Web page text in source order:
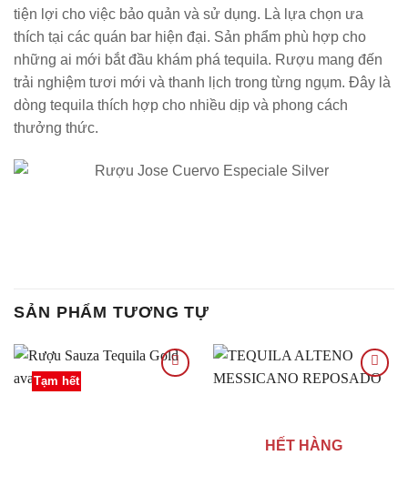
tiện lợi cho việc bảo quản và sử dụng. Là lựa chọn ưa
thích tại các quán bar hiện đại. Sản phẩm phù hợp cho
những ai mới bắt đầu khám phá tequila. Rượu mang đến
trải nghiệm tươi mới và thanh lịch trong từng ngụm. Đây là
dòng tequila thích hợp cho nhiều dịp và phong cách
thưởng thức.
SẢN PHẨM TƯƠNG TỰ
Tạm hết
HẾT HÀNG